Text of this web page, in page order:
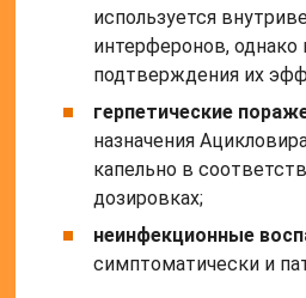
используется
интерферонов, однако
подтверждения их
герпетические
назначения
капельно в
дозировках;
неинфекционные
симптоматически и